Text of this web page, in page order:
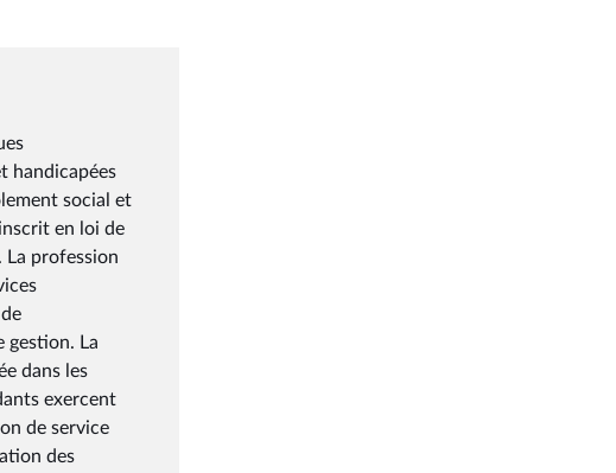
handicapées
social et
en loi de
La profession
gestion. La
dans les
exercent
de service
des